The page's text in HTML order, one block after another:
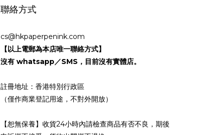
聯絡方式
cs@hkpaperpenink.com
【以上電郵為本店唯一聯絡方式】
沒有 whatsapp／SMS，目前沒有實體店。
註冊地址：香港特別行政區
（僅作商業登記用途，不對外開放）
【恕無保養】收貨24小時內請檢查商品有否不良，期後